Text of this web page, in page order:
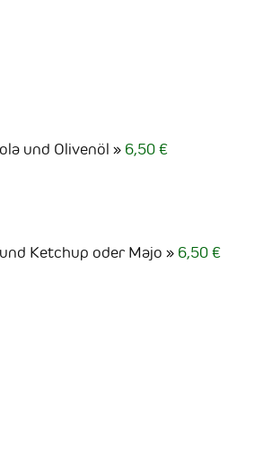
und Olivenöl
6,50 €
Ketchup oder Majo
6,50 €